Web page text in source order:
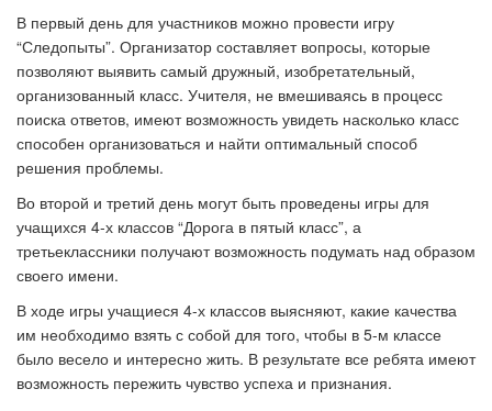
В первый день для участников можно провести игру
“Следопыты”. Организатор составляет вопросы, которые
позволяют выявить самый дружный, изобретательный,
организованный класс. Учителя, не вмешиваясь в процесс
поиска ответов, имеют возможность увидеть насколько класс
способен организоваться и найти оптимальный способ
решения проблемы.
Во второй и третий день могут быть проведены игры для
учащихся 4-х классов “Дорога в пятый класс”, а
третьеклассники получают возможность подумать над образом
своего имени.
В ходе игры учащиеся 4-х классов выясняют, какие качества
им необходимо взять с собой для того, чтобы в 5-м классе
было весело и интересно жить. В результате все ребята имеют
возможность пережить чувство успеха и признания.